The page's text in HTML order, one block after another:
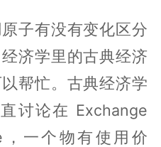
子有没有变化区分
济学里的古典经济
帮忙。古典经济学
讨论在 Exchange
，一个物有使用价